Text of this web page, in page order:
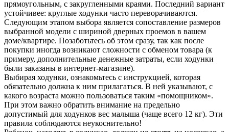
прямоугольным, с закругленными краями. Последний вариант
устойчивее: круглые ходунки часто переворачиваются.
Следующим этапом выбора является сопоставление размеров
выбранной модели с шириной дверных проемов в вашем
доме/квартире. Позаботьтесь об этом сразу, так как после
покупки иногда возникают сложности с обменом товара (к
примеру, дополнительные денежные затраты, если ходунки
были заказаны в интернет-магазине).
Выбирая ходунки, ознакомьтесь с инструкцией, которая
обязательно должна к ним прилагаться. В ней указывают, с
какого возраста можно пользоваться таким «помощником».
При этом важно обратить внимание на предельно
допустимый для ходунков вес малыша (чаще всего 12 кг). Эти
правила соблюдаются неукоснительно!